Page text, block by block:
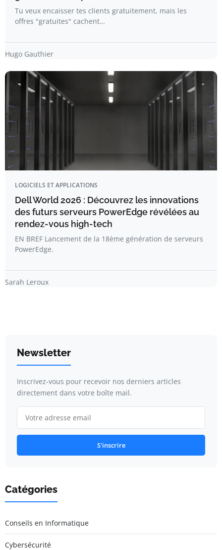
Tu veux encaisser tes clients gratuitement, mais les
offres "gratuites" cachent…
Hugo Gauthier
LOGICIELS ET APPLICATIONS
Dell World 2026 : Découvrez les innovations
des futurs serveurs PowerEdge révélées au
rendez-vous high-tech
EN BREF Lancement de la 18ème génération de serveurs
PowerEdge.
Sarah Leroux
Newsletter
Inscrivez-vous pour recevoir nos derniers articles
directement dans votre boîte mail.
S'inscrire
Catégories
Conseils en Informatique
Cybersécurité